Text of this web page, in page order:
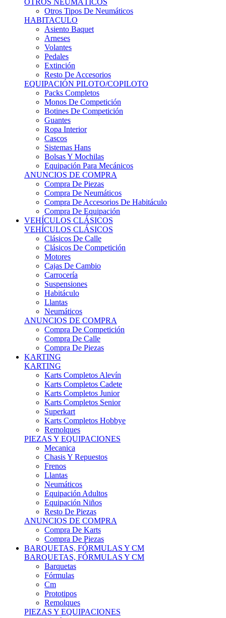
OTROS NEUMÁTICOS
Otros Tipos De Neumáticos
HABITACULO
Asiento Baquet
Arneses
Volantes
Pedales
Extinción
Resto De Accesorios
EQUIPACIÓN PILOTO/COPILOTO
Packs Completos
Monos De Competición
Botines De Competición
Guantes
Ropa Interior
Cascos
Sistemas Hans
Bolsas Y Mochilas
Equipación Para Mecánicos
ANUNCIOS DE COMPRA
Compra De Piezas
Compra De Neumáticos
Compra De Accesorios De Habitáculo
Compra De Equipación
VEHÍCULOS CLÁSICOS
VEHÍCULOS CLÁSICOS
Clásicos De Calle
Clásicos De Competición
Motores
Cajas De Cambio
Carrocería
Suspensiones
Habitáculo
Llantas
Neumáticos
ANUNCIOS DE COMPRA
Compra De Competición
Compra De Calle
Compra De Piezas
KARTING
KARTING
Karts Completos Alevín
Karts Completos Cadete
Karts Completos Junior
Karts Completos Senior
Superkart
Karts Completos Hobbye
Remolques
PIEZAS Y EQUIPACIONES
Mecanica
Chasis Y Repuestos
Frenos
Llantas
Neumáticos
Equipación Adultos
Equipación Niños
Resto De Piezas
ANUNCIOS DE COMPRA
Compra De Karts
Compra De Piezas
BARQUETAS, FÓRMULAS Y CM
BARQUETAS, FÓRMULAS Y CM
Barquetas
Fórmulas
Cm
Prototipos
Remolques
PIEZAS Y EQUIPACIONES